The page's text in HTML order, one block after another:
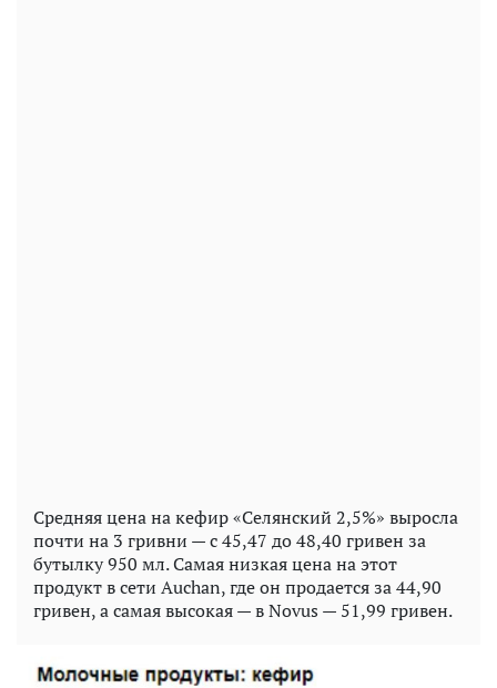
Средняя цена на кефир «Селянский 2,5%» выросла
почти на 3 гривни — с 45,47 до 48,40 гривен за
бутылку 950 мл. Самая низкая цена на этот
продукт в сети Auchan, где он продается за 44,90
гривен, а самая высокая — в Novus — 51,99 гривен.